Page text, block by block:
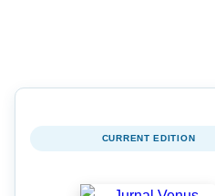
CURRENT EDITION